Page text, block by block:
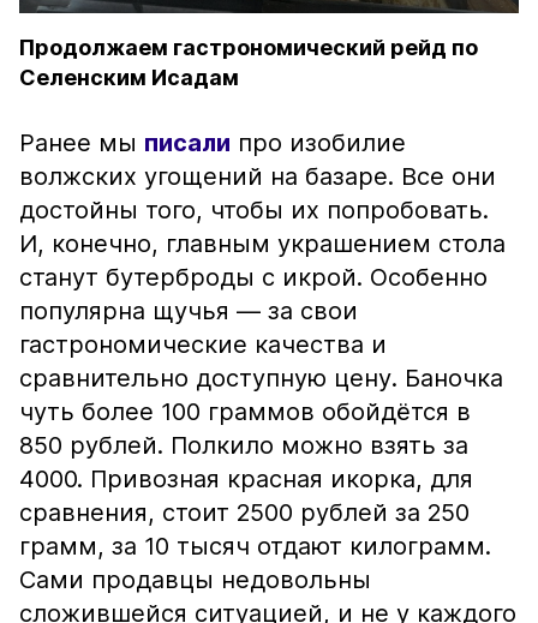
Продолжаем гастрономический рейд по
Селенским Исадам
Ранее мы писали про изобилие
волжских угощений на базаре. Все они
достойны того, чтобы их попробовать.
И, конечно, главным украшением стола
станут бутерброды с икрой. Особенно
популярна щучья — за свои
гастрономические качества и
сравнительно доступную цену. Баночка
чуть более 100 граммов обойдётся в
850 рублей. Полкило можно взять за
4000. Привозная красная икорка, для
сравнения, стоит 2500 рублей за 250
грамм, за 10 тысяч отдают килограмм.
Сами продавцы недовольны
сложившейся ситуацией, и не у каждого